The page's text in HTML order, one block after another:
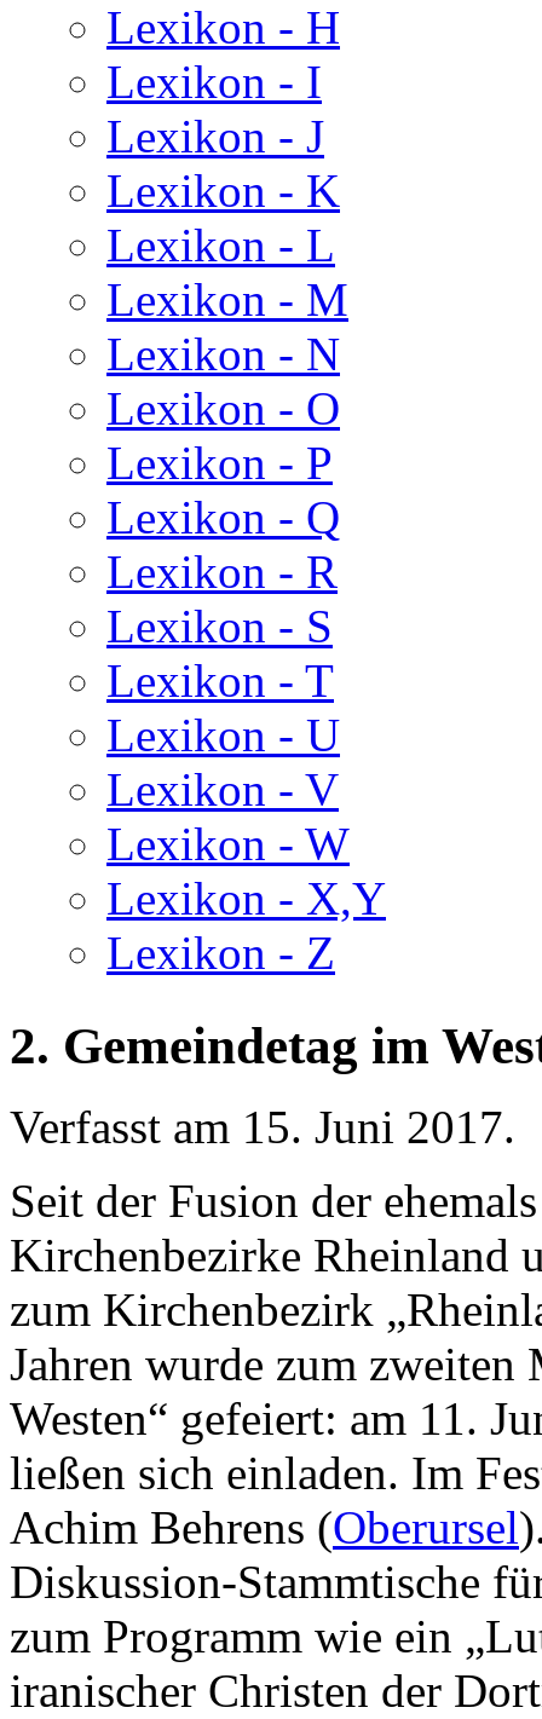
Lexikon - H
Lexikon - I
Lexikon - J
Lexikon - K
Lexikon - L
Lexikon - M
Lexikon - N
Lexikon - O
Lexikon - P
Lexikon - Q
Lexikon - R
Lexikon - S
Lexikon - T
Lexikon - U
Lexikon - V
Lexikon - W
Lexikon - X,Y
Lexikon - Z
2. Gemeindetag im
Verfasst am 15. Juni 2017.
Seit der Fusion der
Kirchenbezirke Rheinland
zum Kirchenbezirk
Jahren wurde zum zweiten
Westen“ gefeiert: am 11.
ließen sich einladen. Im
Achim Behrens (Oberursel
Diskussion-Stammtische
zum Programm wie ein
iranischer Christen der